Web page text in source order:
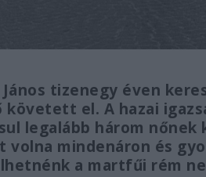
János tizenegy éven
követett el. A hazai
legalább három
volna mindenáron és
a martfűi rém